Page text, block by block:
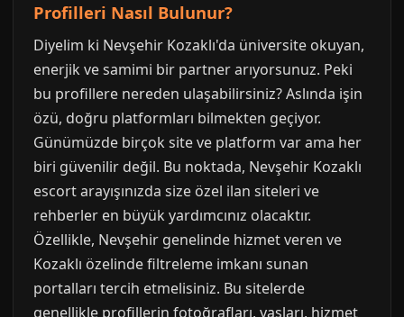
Profilleri Nasıl Bulunur?
Diyelim ki Nevşehir Kozaklı'da üniversite okuyan,
enerjik ve samimi bir partner arıyorsunuz. Peki
bu profillere nereden ulaşabilirsiniz? Aslında işin
özü, doğru platformları bilmekten geçiyor.
Günümüzde birçok site ve platform var ama her
biri güvenilir değil. Bu noktada, Nevşehir Kozaklı
escort arayışınızda size özel ilan siteleri ve
rehberler en büyük yardımcınız olacaktır.
Özellikle, Nevşehir genelinde hizmet veren ve
Kozaklı özelinde filtreleme imkanı sunan
portalları tercih etmelisiniz. Bu sitelerde
genellikle profillerin fotoğrafları, yaşları, hizmet